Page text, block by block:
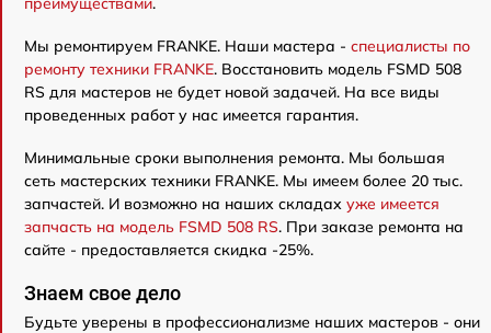
Мы ремонтируем FRANKE. Наши мастера - специалисты по
ремонту техники FRANKE. Восстановить модель FSMD 508
RS для мастеров не будет новой задачей. На все виды
проведенных работ у нас имеется гарантия.
Минимальные сроки выполнения ремонта. Мы большая
сеть мастерских техники FRANKE. Мы имеем более 20 тыс.
запчастей. И возможно на наших складах уже имеется
запчасть на модель FSMD 508 RS. При заказе ремонта на
сайте - предоставляется скидка -25%.
Знаем свое дело
Будьте уверены в профессионализме наших мастеров - они